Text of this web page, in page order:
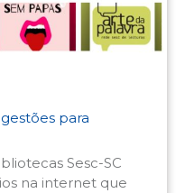
para
Sesc-SC
na internet que